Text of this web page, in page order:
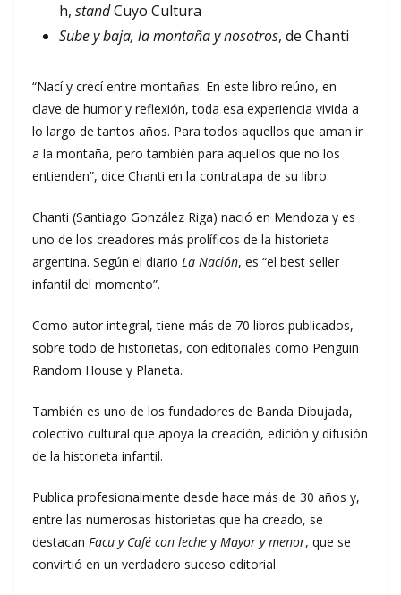
h, standCuyo Cultura
Sube y baja, la montaña y nosotros, de Chanti
“Nací y crecí entre montañas. En este libro reúno, en
clave de humor y reflexión, toda esa experiencia vivida a
lo largo de tantos años. Para todos aquellos que aman ir
a la montaña, pero también para aquellos que no los
entienden”, dice Chanti en la contratapa de su libro.
Chanti (Santiago González Riga) nació en Mendoza y es
uno de los creadores más prolíficos de la historieta
argentina. Según el diario La Nación, es “el best seller
infantil del momento”.
Como autor integral, tiene más de 70 libros publicados,
sobre todo de historietas, con editoriales como Penguin
Random House y Planeta.
También es uno de los fundadores de Banda Dibujada,
colectivo cultural que apoya la creación, edición y difusión
de la historieta infantil.
Publica profesionalmente desde hace más de 30 años y,
entre las numerosas historietas que ha creado, se
destacan Facu y Café con leche y Mayor y menor, que se
convirtió en un verdadero suceso editorial.